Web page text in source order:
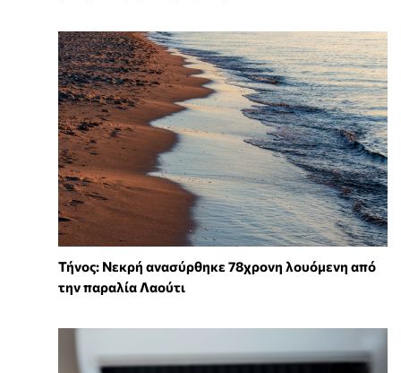
Τήνος: Νεκρή ανασύρθηκε 78χρονη λουόμενη από
την παραλία Λαούτι